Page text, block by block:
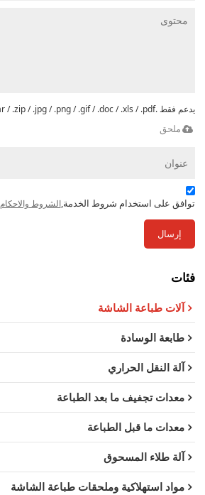
يدعم فقط .rar / .zip / .jpg / .png / .gif / .doc / .xls / .pdf ، بحد أقصى 20 ميجا
ملحق
توافق على استخدام شروط الخدمة,الشروط والاحكام
إرسال
فئات
آلات طباعة الشاشة
طابعة الوسادة
آلة النقل الحراري
معدات تجفيف ما بعد الطباعة
معدات ما قبل الطباعة
آلة طلاء المسحوق
مواد استهلاكية وملحقات طباعة الشاشة